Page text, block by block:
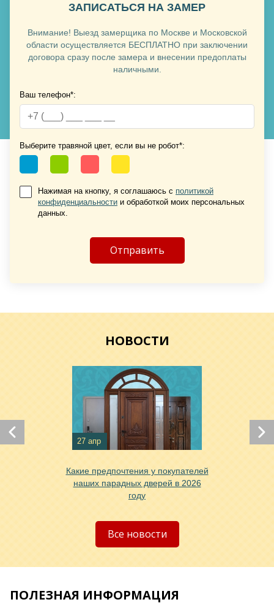
Хочу такую
Хочу такую
Хочу такую
Хочу такую
ЗАПИСАТЬСЯ НА ЗАМЕР
Внимание! Выезд замерщика по Москве и Московской
области осуществляется БЕСПЛАТНО при заключении
договора сразу после замера и внесении предоплаты
наличными.
Ваш телефон*:
Выберите травяной цвет, если вы не робот*:
Нажимая на кнопку, я соглашаюсь с политикой
конфиденциальности и обработкой моих персональных
данных.
НОВОСТИ
27 апр
Какие предпочтения у покупателей
наших парадных дверей в 2026
году
Все новости
ПОЛЕЗНАЯ ИНФОРМАЦИЯ